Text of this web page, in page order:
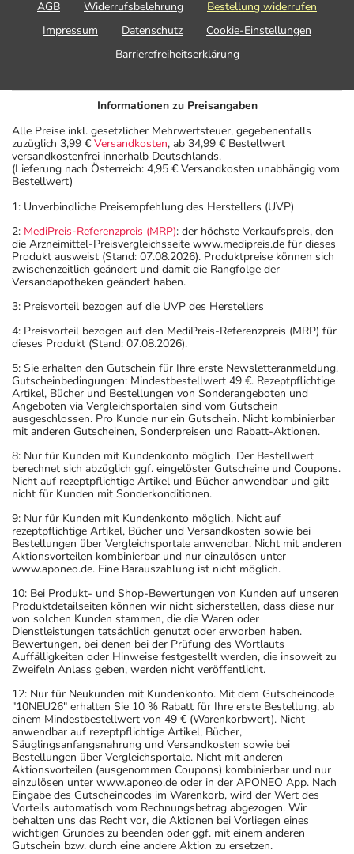
AGB Widerrufsbelehrung
Bestellung widerrufen
Impressum
Datenschutz
Cookie-Einstellungen
Barrierefreiheitserklärung
Informationen zu Preisangaben
Alle Preise inkl. gesetzlicher Mehrwertsteuer, gegebenenfalls
zuzüglich 3,99 € Versandkosten, ab 34,99 € Bestellwert
versandkostenfrei innerhalb Deutschlands.
(Lieferung nach Österreich: 4,95 € Versandkosten unabhängig vom
Bestellwert)
1: Unverbindliche Preisempfehlung des Herstellers (UVP)
2: MediPreis-Referenzpreis (MRP): der höchste Verkaufspreis, den
die Arzneimittel-Preisvergleichsseite www.medipreis.de für dieses
Produkt ausweist (Stand: 07.08.2026). Produktpreise können sich
zwischenzeitlich geändert und damit die Rangfolge der
Versandapotheken geändert haben.
3: Preisvorteil bezogen auf die UVP des Herstellers
4: Preisvorteil bezogen auf den MediPreis-Referenzpreis (MRP) für
dieses Produkt (Stand: 07.08.2026).
5: Sie erhalten den Gutschein für Ihre erste Newsletteranmeldung.
Gutscheinbedingungen: Mindestbestellwert 49 €. Rezeptpflichtige
Artikel, Bücher und Bestellungen von Sonderangeboten und
Angeboten via Vergleichsportalen sind vom Gutschein
ausgeschlossen. Pro Kunde nur ein Gutschein. Nicht kombinierbar
mit anderen Gutscheinen, Sonderpreisen und Rabatt-Aktionen.
8: Nur für Kunden mit Kundenkonto möglich. Der Bestellwert
berechnet sich abzüglich ggf. eingelöster Gutscheine und Coupons.
Nicht auf rezeptpflichtige Artikel und Bücher anwendbar und gilt
nicht für Kunden mit Sonderkonditionen.
9: Nur für Kunden mit Kundenkonto möglich. Nicht auf
rezeptpflichtige Artikel, Bücher und Versandkosten sowie bei
Bestellungen über Vergleichsportale anwendbar. Nicht mit anderen
Aktionsvorteilen kombinierbar und nur einzulösen unter
www.aponeo.de. Eine Barauszahlung ist nicht möglich.
10: Bei Produkt- und Shop-Bewertungen von Kunden auf unseren
Produktdetailseiten können wir nicht sicherstellen, dass diese nur
von solchen Kunden stammen, die die Waren oder
Dienstleistungen tatsächlich genutzt oder erworben haben.
Bewertungen, bei denen bei der Prüfung des Wortlauts
Auffälligkeiten oder Hinweise festgestellt werden, die insoweit zu
Zweifeln Anlass geben, werden nicht veröffentlicht.
12: Nur für Neukunden mit Kundenkonto. Mit dem Gutscheincode
"10NEU26" erhalten Sie 10 % Rabatt für Ihre erste Bestellung, ab
einem Mindestbestellwert von 49 € (Warenkorbwert). Nicht
anwendbar auf rezeptpflichtige Artikel, Bücher,
Säuglingsanfangsnahrung und Versandkosten sowie bei
Bestellungen über Vergleichsportale. Nicht mit anderen
Aktionsvorteilen (ausgenommen Coupons) kombinierbar und nur
einzulösen unter www.aponeo.de oder in der APONEO App. Nach
Eingabe des Gutscheincodes im Warenkorb, wird der Wert des
Vorteils automatisch vom Rechnungsbetrag abgezogen. Wir
behalten uns das Recht vor, die Aktionen bei Vorliegen eines
wichtigen Grundes zu beenden oder ggf. mit einem anderen
Gutschein bzw. durch eine andere Aktion zu ersetzen.